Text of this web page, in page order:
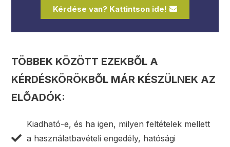
Kérdése van? Kattintson ide!
TÖBBEK KÖZÖTT EZEKBŐL A
KÉRDÉSKÖRÖKBŐL MÁR KÉSZÜLNEK AZ
ELŐADÓK:
Kiadható-e, és ha igen, milyen feltételek mellett
a használatbavételi engedély, hatósági